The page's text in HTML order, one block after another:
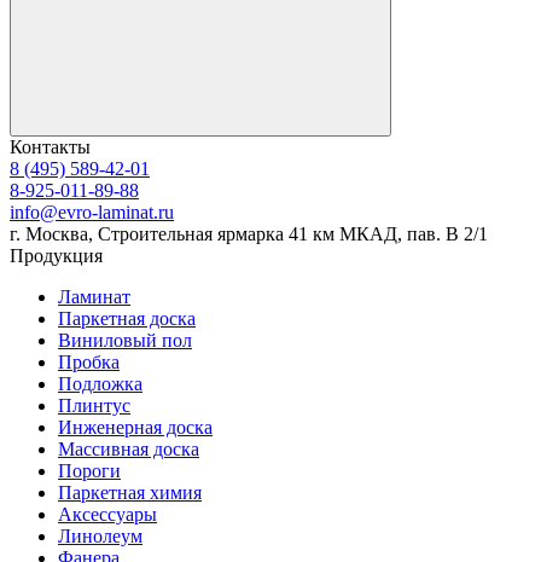
Контакты
8 (495) 589-42-01
8-925-011-89-88
info@evro-laminat.ru
г. Москва, Строительная ярмарка 41 км МКАД, пав. В 2/1
Продукция
Ламинат
Паркетная доска
Виниловый пол
Пробка
Подложка
Плинтус
Инженерная доска
Массивная доска
Пороги
Паркетная химия
Аксессуары
Линолеум